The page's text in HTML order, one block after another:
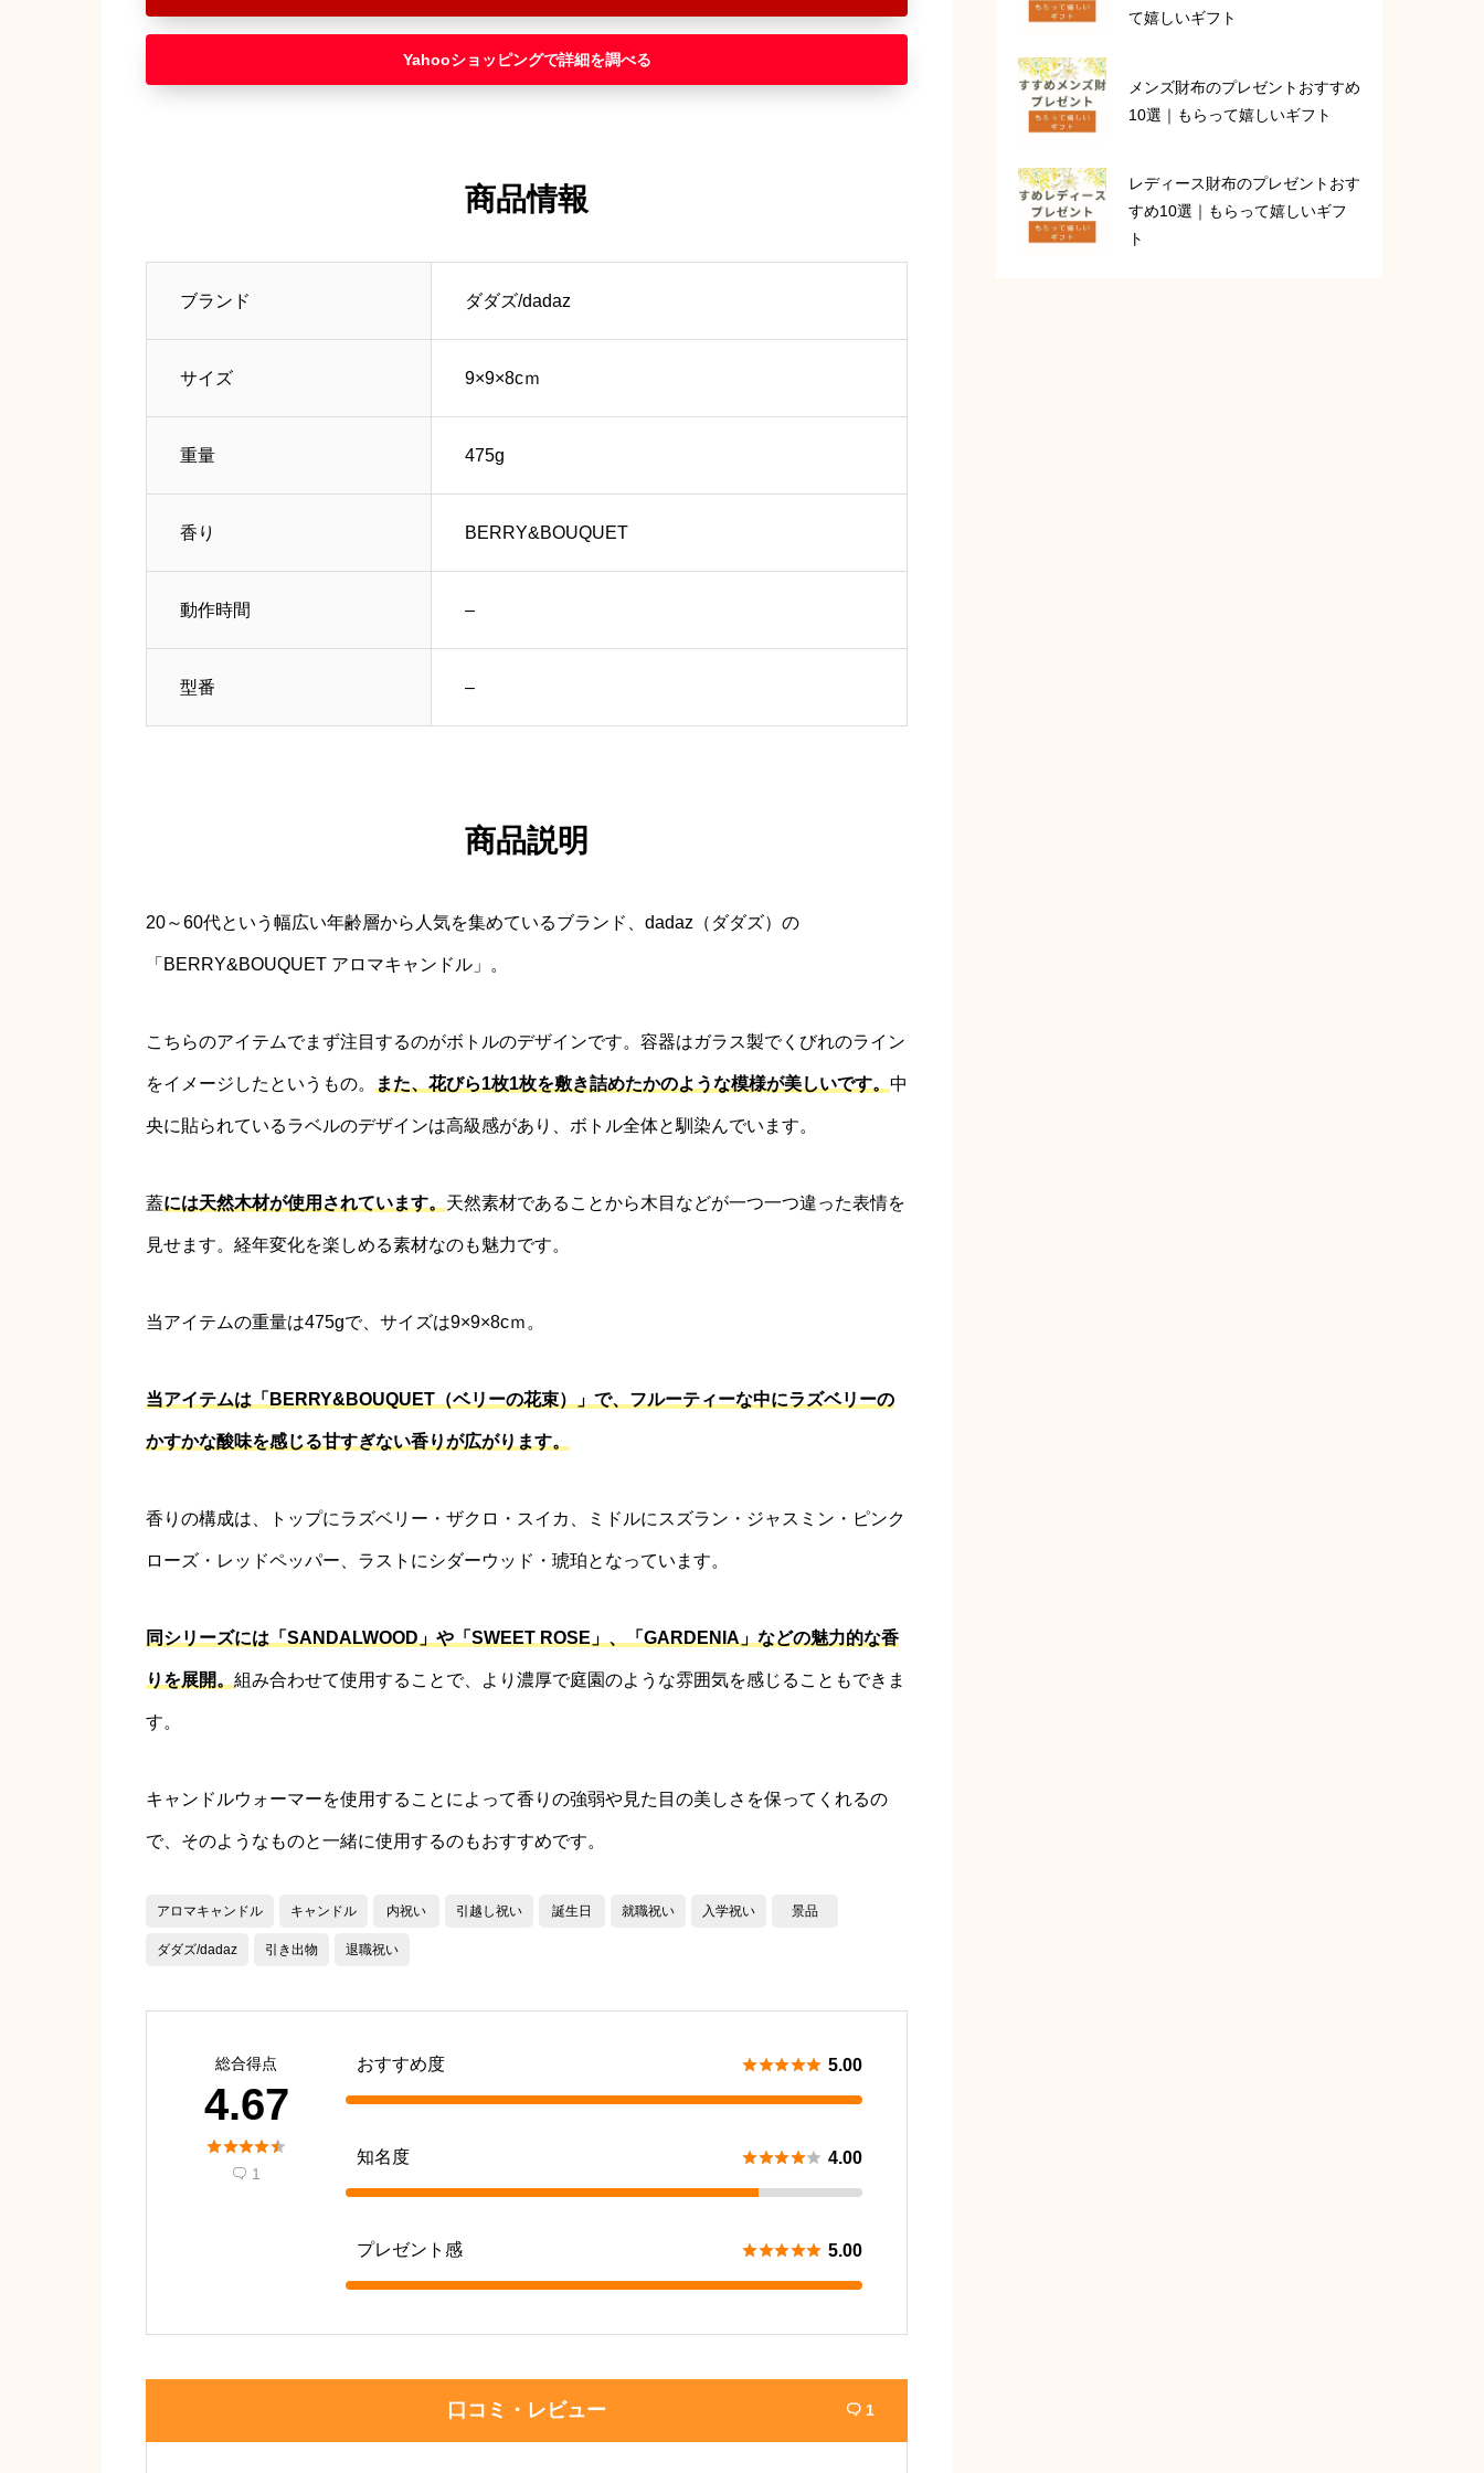
Yahooショッピング
商品情報
ブランド ダダズ/dadaz
サイズ 9×9×8cｍ
重量 475g
香り BERRY&BOUQUET
動作時間 –
型番 –
商品説明
20～60代という幅広い年齢層から人気を集めているブランド、dadaz（ダダズ）の
「BERRY&BOUQUET アロマキャンドル」。
こちらのアイテムでまず注目するのがボトルのデザインです。容器はガラス製でくびれのライン
をイメージしたというもの。 また、花びら1枚1枚を敷き詰めたかのような模様が美しいです。 中
央に貼られているラベルのデザインは高級感があり、ボトル全体と馴染んでいます。
蓋には天然木材が使用されています。 天然素材であることから木目などが一つ一つ違った表情を
見せます。経年変化を楽しめる素材なのも魅力です。
当アイテムの重量は475gで、サイズは9×9×8cｍ。
当アイテムは「BERRY&BOUQUET（ベリーの花束）」で、フルーティーな中にラズベリーの
かすかな酸味を感じる甘すぎない香りが広がります。
香りの構成は、トップにラズベリー・ザクロ・スイカ、ミドルにスズラン・ジャスミン・ピンク
ローズ・レッドペッパー、ラストにシダーウッド・琥珀となっています。
同シリーズには「SANDALWOOD」や「SWEET ROSE」、「GARDENIA」などの魅力的な香
りを展開。 組み合わせて使用することで、より濃厚で庭園のような雰囲気を感じることもできま
す。
キャンドルウォーマーを使用することによって香りの強弱や見た目の美しさを保ってくれるの
で、そのようなものと一緒に使用するのもおすすめです。
アロマキャンドル キャンドル 内祝い 引越し祝い 誕生日 就職祝い 入学祝い 景品
ダダズ/dadaz 引き出物 退職祝い
総合得点
4.67

 1
おすすめ度  5.00
知名度  4.00
プレゼント感  5.00
口コミ・レビュー  1
て嬉しいギフト
メンズ財布のプレゼントおすすめ
10選｜もらって嬉しいギフト
レディース財布のプレゼントおす
すめ10選｜もらって嬉しいギフ
ト